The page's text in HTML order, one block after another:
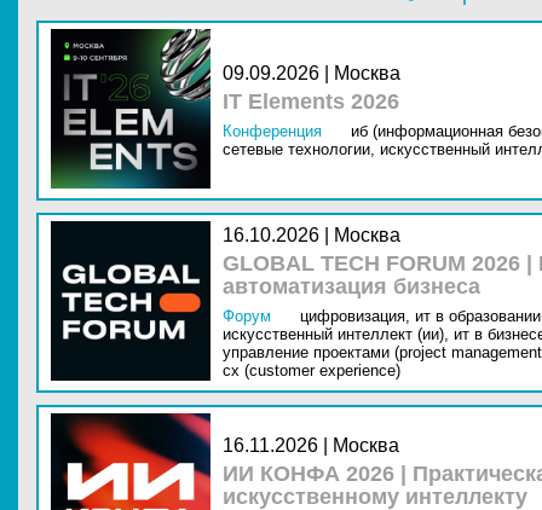
09.09.2026 | Москва
IT Elements 2026
Конференция
иб (информационная
сетевые технологии, искусственный
16.10.2026 | Москва
GLOBAL TECH FORUM
автоматизация бизнеса
Форум цифровизация, ит в
искусственный интеллект (ии), ит в
управление проектами (project
cx (customer experience)
16.11.2026 | Москва
ИИ КОНФА 2026 |
искусственному интеллекту